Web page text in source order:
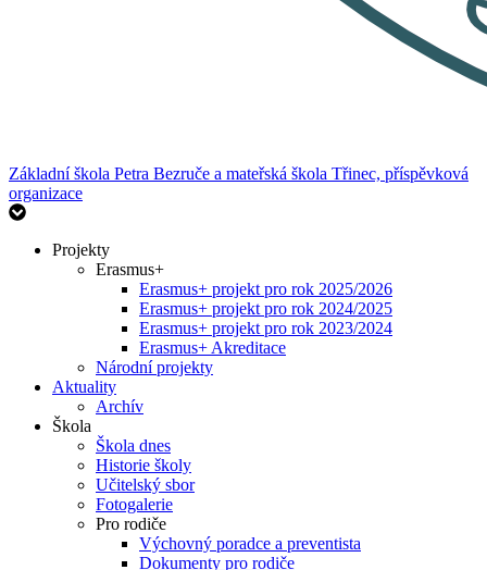
Základní škola Petra Bezruče a mateřská škola Třinec, příspěvková
organizace
Projekty
Erasmus+
Erasmus+ projekt pro rok 2025/2026
Erasmus+ projekt pro rok 2024/2025
Erasmus+ projekt pro rok 2023/2024
Erasmus+ Akreditace
Národní projekty
Aktuality
Archív
Škola
Škola dnes
Historie školy
Učitelský sbor
Fotogalerie
Pro rodiče
Výchovný poradce a preventista
Dokumenty pro rodiče